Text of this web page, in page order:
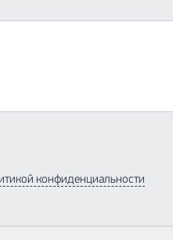
конфиденциальности